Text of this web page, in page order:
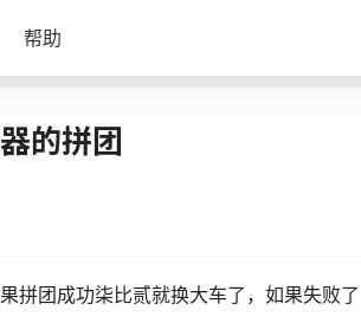
帮助
的拼团
拼团成功柒比贰就换大车了，如果失败了